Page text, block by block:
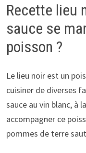
Recette lieu
sauce se
poisson ?
Le lieu noir est un
cuisiner de diverses
sauce au vin blanc, à
accompagner ce
pommes de terre